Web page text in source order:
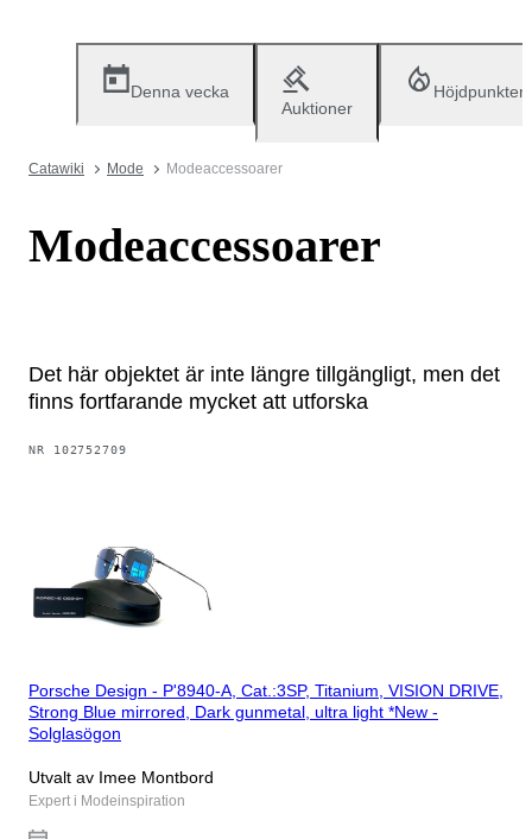
Denna vecka
Auktioner
Höjdpunkter
Catawiki Mode Modeaccessoarer
Modeaccessoarer
Det här objektet är inte längre tillgängligt, men det
finns fortfarande mycket att utforska
NR 102752709
Porsche Design - P'8940-A, Cat.:3SP, Titanium, VISION DRIVE,
Strong Blue mirrored, Dark gunmetal, ultra light *New -
Solglasögon
Utvalt av Imee Montbord
Expert i Modeinspiration